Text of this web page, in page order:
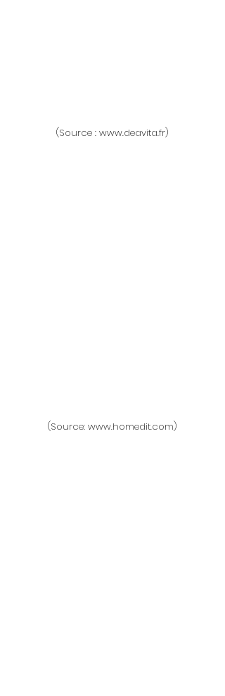
(Source : www.deavita.fr)
(Source: www.homedit.com)